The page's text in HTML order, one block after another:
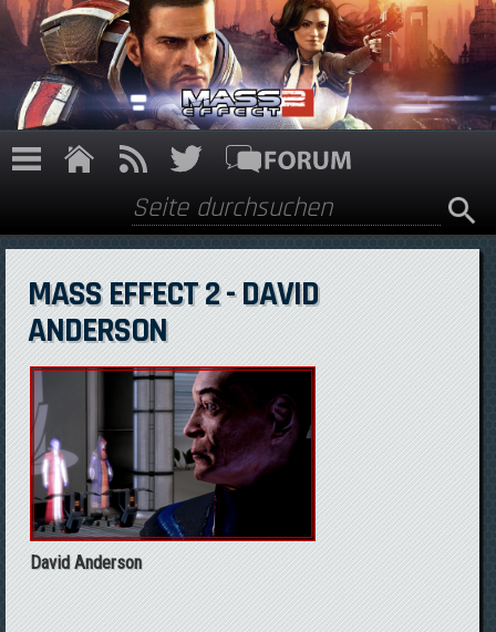
Direkt zum Inhalt
Suchformular
Suche
MASS EFFECT 2 - DAVID
ANDERSON
David Anderson